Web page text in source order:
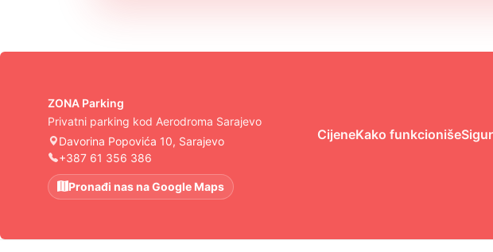
ZONA Parking
Privatni parking kod Aerodroma Sarajevo
Davorina Popovića 10, Sarajevo
+387 61 356 386
Pronađi nas na Google Maps
CijeneKako funkcioniše